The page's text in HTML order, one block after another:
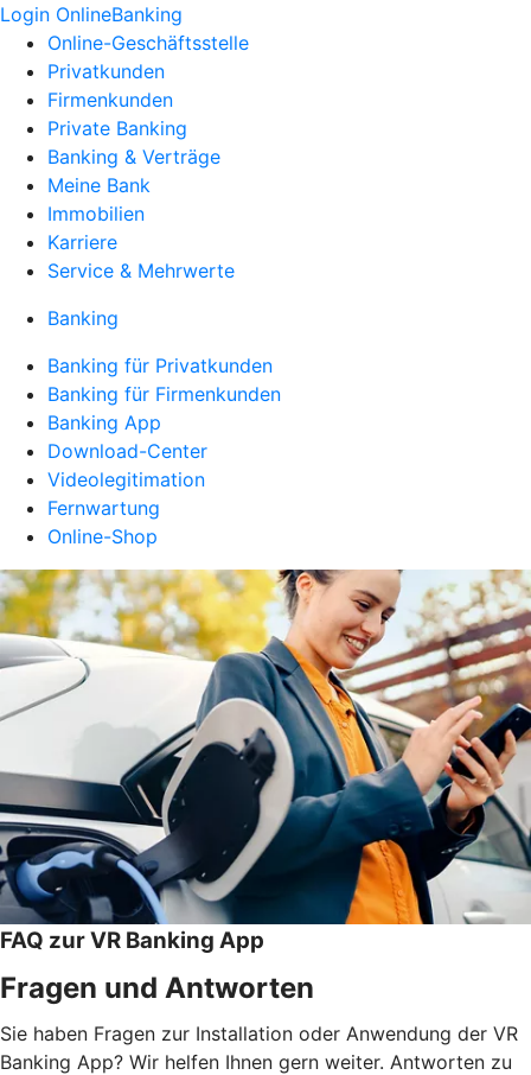
Login OnlineBanking
Online-Geschäftsstelle
Privatkunden
Firmenkunden
Private Banking
Banking & Verträge
Meine Bank
Immobilien
Karriere
Service & Mehrwerte
Banking
Banking für Privatkunden
Banking für Firmenkunden
Banking App
Download-Center
Videolegitimation
Fernwartung
Online-Shop
FAQ zur VR Banking App
Fragen und Antworten
Sie haben Fragen zur Installation oder Anwendung der VR
Banking App? Wir helfen Ihnen gern weiter. Antworten zu